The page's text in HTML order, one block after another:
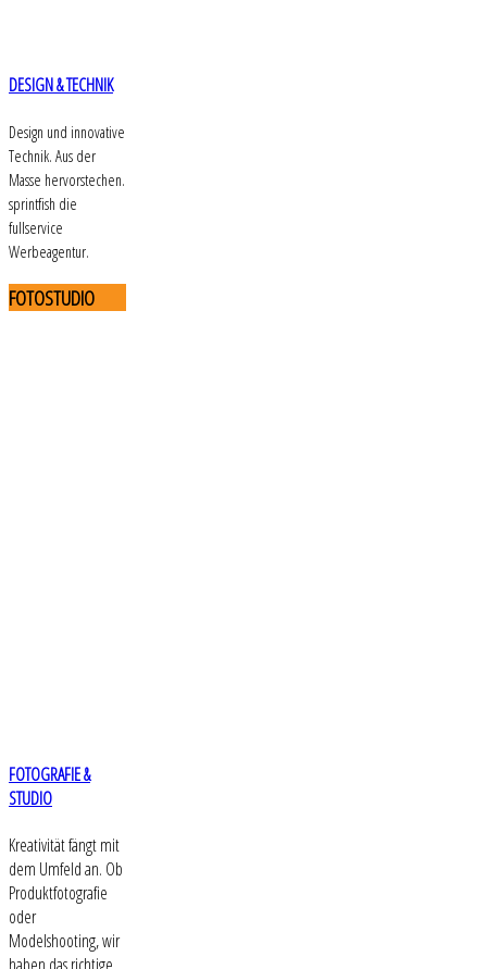
DESIGN & TECHNIK
Design und innovative
Technik. Aus der
Masse hervorstechen.
sprintfish die
fullservice
Werbeagentur.
FOTOSTUDIO
FOTOGRAFIE &
STUDIO
Kreativität fängt mit
dem Umfeld an. Ob
Produktfotografie
oder
Modelshooting, wir